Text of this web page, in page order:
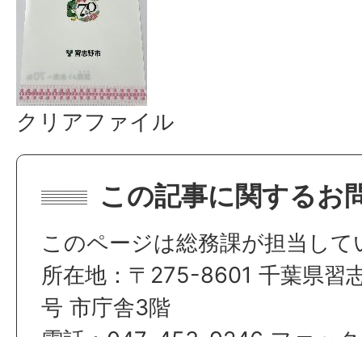
クリアファイル
この記事に関するお
このページは総務課が担当して
所在地：〒275-8601 千葉県習
号 市庁舎3階